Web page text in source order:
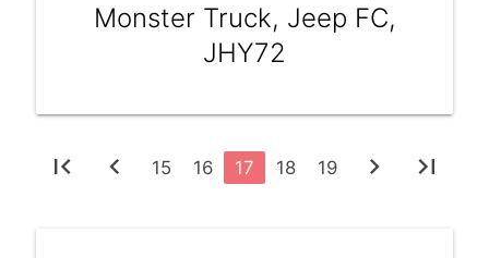
Monster Truck, Jeep FC,
JHY72
first_page chevron_left 15 16 17 18 19 chevron_right last_page